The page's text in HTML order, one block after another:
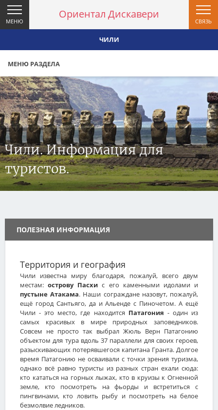
ЧИЛИ
МЕНЮ РАЗДЕЛА
Чили. Информация для
туристов.
ПОЛЕЗНАЯ ИНФОРМАЦИЯ
Территория и география
Чили известна миру благодаря, пожалуй, всего двум
местам:острову Пасхи с его каменными идолами и
пустыне Атакама. Наши сограждане назовут, пожалуй,
ещё город Сантьяго, да и Альенде с Пиночетом. А ещё
Чили - это место, где находится Патагония - один из
самых красивых в мире природных заповедников.
Совсем не просто так выбрал Жюль Верн Патагонию
объектом для тура вдоль 37 параллели для своих героев,
разыскивающих потерявшегося капитана Гранта. Долгое
время Патагонию не осваивали с точки зрения туризма,
однако всё равно туристы из разных стран ехали сюда:
кто кататься на горных лыжах, кто в круизы к Огненной
земле, кто посмотреть на фьорды и встретиться с
пингвинами, кто ловить рыбу и посмотреть на белое
безмолвие ледников.
МЕНЮ СВЯЗЬ
Ориентал Дискавери